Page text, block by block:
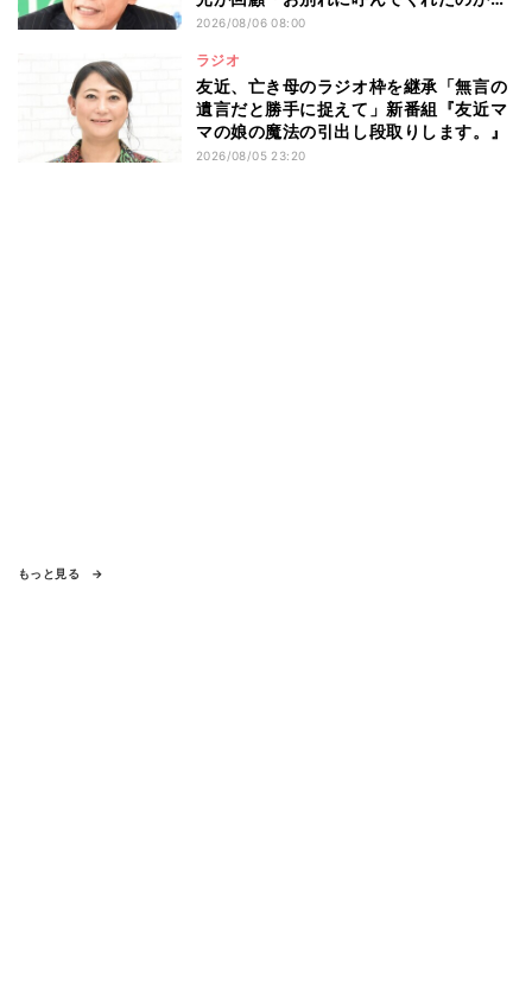
な」
2026/08/06 08:00
ラジオ
友近、亡き母のラジオ枠を継承「無言の
遺言だと勝手に捉えて」新番組『友近マ
マの娘の魔法の引出し段取りします。』
2026/08/05 23:20
もっと見る